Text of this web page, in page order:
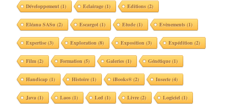
Développement(1) Eclairage(1) Editions(2)
Eléana SASu (2) Escargot(1) Etude(1) Evènements(1)
Expertise(3) Exploration (8) Exposition (3) Expédition (2)
Film(2) Formation (5) Galeries(1) Génétique(1)
Handicap (1) Histoire(1) iBooks®(2) Insecte(4)
Java (1) Laos(1) Led (1) Livre(2) Logiciel (1)